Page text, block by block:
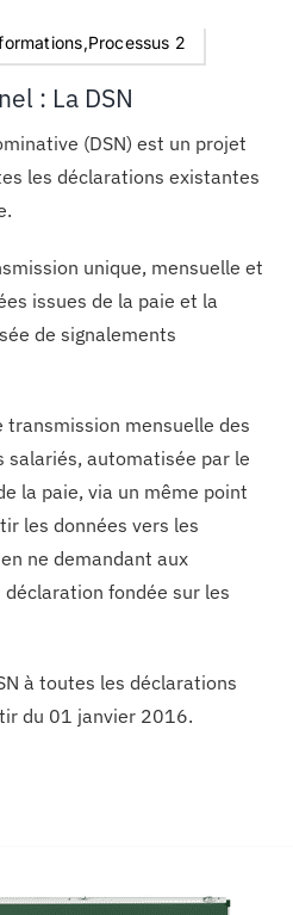
2
: La DSN
(DSN) est un projet
les déclarations existantes
unique, mensuelle et
issues de la paie et la
de signalements
transmission mensuelle des
salariés, automatisée par le
la paie, via un même point
les données vers les
ne demandant aux
fondée sur les
à toutes les déclarations
du 01 janvier 2016.